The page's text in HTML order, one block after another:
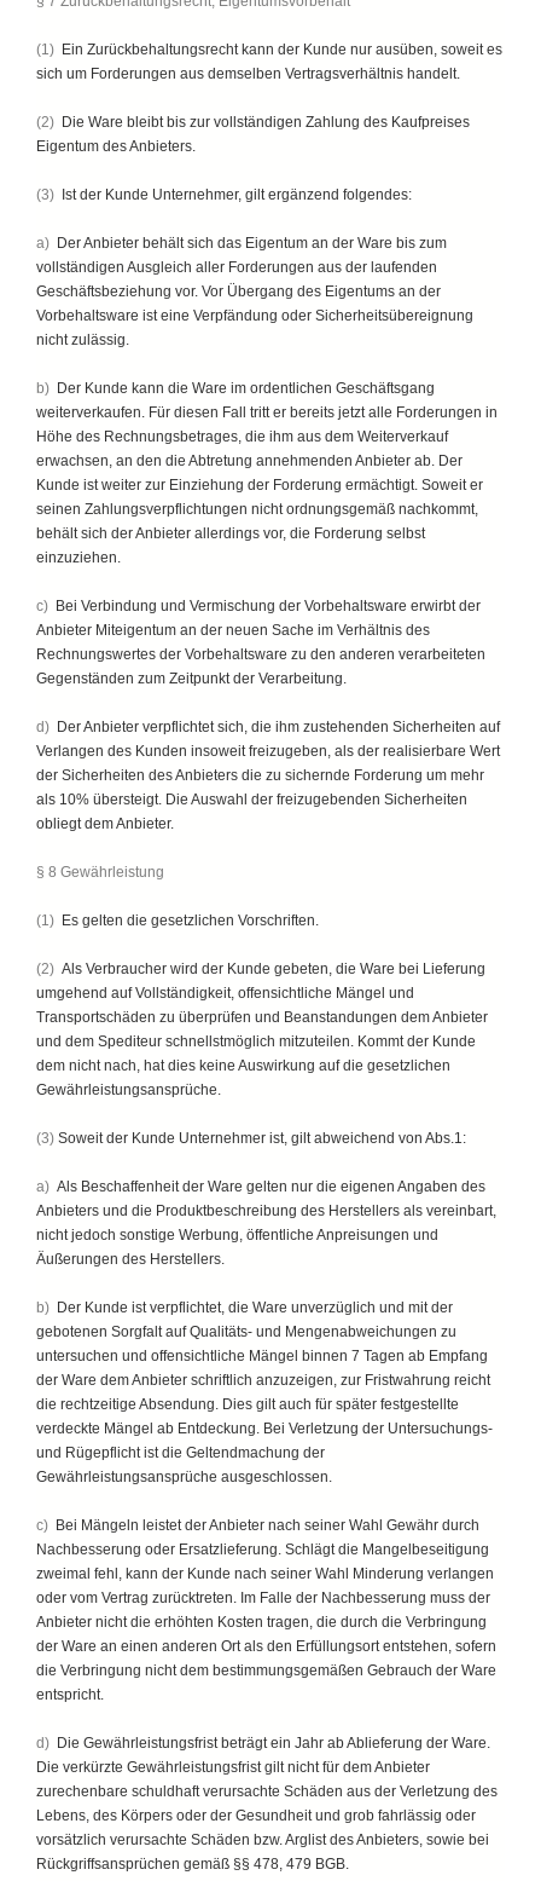
(1) Ein Zurückbehaltungsrecht kann der Kunde nur ausüben, soweit es
sich um Forderungen aus demselben Vertragsverhältnis handelt.
(2) Die Ware bleibt bis zur vollständigen Zahlung des Kaufpreises
Eigentum des Anbieters.
(3) Ist der Kunde Unternehmer, gilt ergänzend folgendes:
a) Der Anbieter behält sich das Eigentum an der Ware bis zum
vollständigen Ausgleich aller Forderungen aus der laufenden
Geschäftsbeziehung vor. Vor Übergang des Eigentums an der
Vorbehaltsware ist eine Verpfändung oder Sicherheitsübereignung
nicht zulässig.
b) Der Kunde kann die Ware im ordentlichen Geschäftsgang
weiterverkaufen. Für diesen Fall tritt er bereits jetzt alle Forderungen in
Höhe des Rechnungsbetrages, die ihm aus dem Weiterverkauf
erwachsen, an den die Abtretung annehmenden Anbieter ab. Der
Kunde ist weiter zur Einziehung der Forderung ermächtigt. Soweit er
seinen Zahlungsverpflichtungen nicht ordnungsgemäß nachkommt,
behält sich der Anbieter allerdings vor, die Forderung selbst
einzuziehen.
c) Bei Verbindung und Vermischung der Vorbehaltsware erwirbt der
Anbieter Miteigentum an der neuen Sache im Verhältnis des
Rechnungswertes der Vorbehaltsware zu den anderen verarbeiteten
Gegenständen zum Zeitpunkt der Verarbeitung.
d) Der Anbieter verpflichtet sich, die ihm zustehenden Sicherheiten auf
Verlangen des Kunden insoweit freizugeben, als der realisierbare Wert
der Sicherheiten des Anbieters die zu sichernde Forderung um mehr
als 10% übersteigt. Die Auswahl der freizugebenden Sicherheiten
obliegt dem Anbieter.
§ 8 Gewährleistung
(1) Es gelten die gesetzlichen Vorschriften.
(2) Als Verbraucher wird der Kunde gebeten, die Ware bei Lieferung
umgehend auf Vollständigkeit, offensichtliche Mängel und
Transportschäden zu überprüfen und Beanstandungen dem Anbieter
und dem Spediteur schnellstmöglich mitzuteilen. Kommt der Kunde
dem nicht nach, hat dies keine Auswirkung auf die gesetzlichen
Gewährleistungsansprüche.
(3) Soweit der Kunde Unternehmer ist, gilt abweichend von Abs.1:
a) Als Beschaffenheit der Ware gelten nur die eigenen Angaben des
Anbieters und die Produktbeschreibung des Herstellers als vereinbart,
nicht jedoch sonstige Werbung, öffentliche Anpreisungen und
Äußerungen des Herstellers.
b) Der Kunde ist verpflichtet, die Ware unverzüglich und mit der
gebotenen Sorgfalt auf Qualitäts- und Mengenabweichungen zu
untersuchen und offensichtliche Mängel binnen 7 Tagen ab Empfang
der Ware dem Anbieter schriftlich anzuzeigen, zur Fristwahrung reicht
die rechtzeitige Absendung. Dies gilt auch für später festgestellte
verdeckte Mängel ab Entdeckung. Bei Verletzung der Untersuchungs-
und Rügepflicht ist die Geltendmachung der
Gewährleistungsansprüche ausgeschlossen.
c) Bei Mängeln leistet der Anbieter nach seiner Wahl Gewähr durch
Nachbesserung oder Ersatzlieferung. Schlägt die Mangelbeseitigung
zweimal fehl, kann der Kunde nach seiner Wahl Minderung verlangen
oder vom Vertrag zurücktreten. Im Falle der Nachbesserung muss der
Anbieter nicht die erhöhten Kosten tragen, die durch die Verbringung
der Ware an einen anderen Ort als den Erfüllungsort entstehen, sofern
die Verbringung nicht dem bestimmungsgemäßen Gebrauch der Ware
entspricht.
d) Die Gewährleistungsfrist beträgt ein Jahr ab Ablieferung der Ware.
Die verkürzte Gewährleistungsfrist gilt nicht für dem Anbieter
zurechenbare schuldhaft verursachte Schäden aus der Verletzung des
Lebens, des Körpers oder der Gesundheit und grob fahrlässig oder
vorsätzlich verursachte Schäden bzw. Arglist des Anbieters, sowie bei
Rückgriffsansprüchen gemäß §§ 478, 479 BGB.